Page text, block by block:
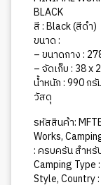
BLACK
สี : Black (สีดำ)
ขนาด :
– ขนาดกาง :
– จัดเก็บ : 38 x
น้ำหนัก : 990 กรั
วัสดุ
รหัสสินค้า:
Works,
: ครบครัน สำหรั
Camping Type
Style,Country